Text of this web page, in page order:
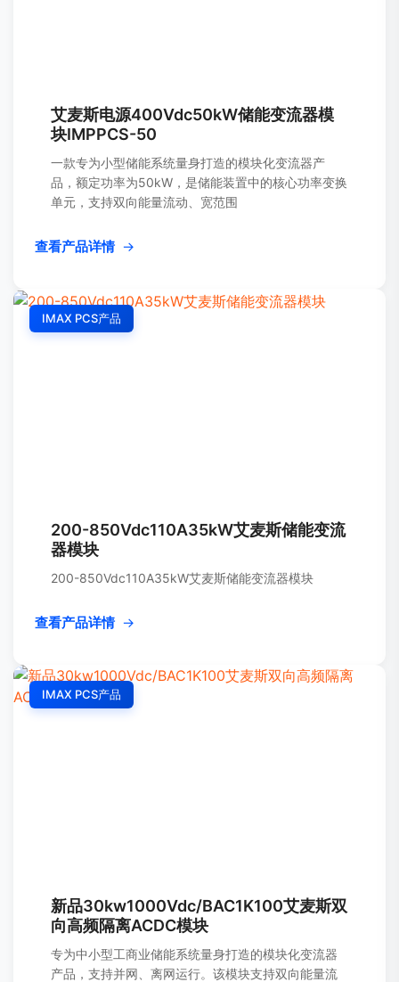
艾麦斯电源400Vdc50kW储能变流器模
块IMPPCS-50
一款专为小型储能系统量身打造的模块化变流器产
品，额定功率为50kW，是储能装置中的核心功率变换
单元，支持双向能量流动、宽范围
查看产品详情 →
IMAX PCS产品
200-850Vdc110A35kW艾麦斯储能变流
器模块
200-850Vdc110A35kW艾麦斯储能变流器模块
查看产品详情 →
IMAX PCS产品
新品30kw1000Vdc/BAC1K100艾麦斯双
向高频隔离ACDC模块
专为中小型工商业储能系统量身打造的模块化变流器
产品，支持并网、离网运行。该模块支持双向能量流